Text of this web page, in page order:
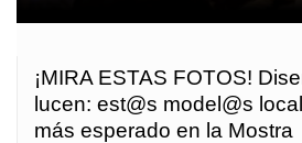
¡MIRA ESTAS FOTOS!
lucen: est@s model@s
más esperado en la Mostra